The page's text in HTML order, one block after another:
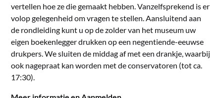
vertellen hoe ze die gemaakt hebben. Vanzelfsprekend is er
volop gelegenheid om vragen te stellen. Aansluitend aan
de rondleiding kunt u op de zolder van het museum uw
eigen boekenlegger drukken op een negentiende-eeuwse
drukpers. We sluiten de middag af met een drankje, waarbij
ook nagepraat kan worden met de conservatoren (tot ca.
17:30).